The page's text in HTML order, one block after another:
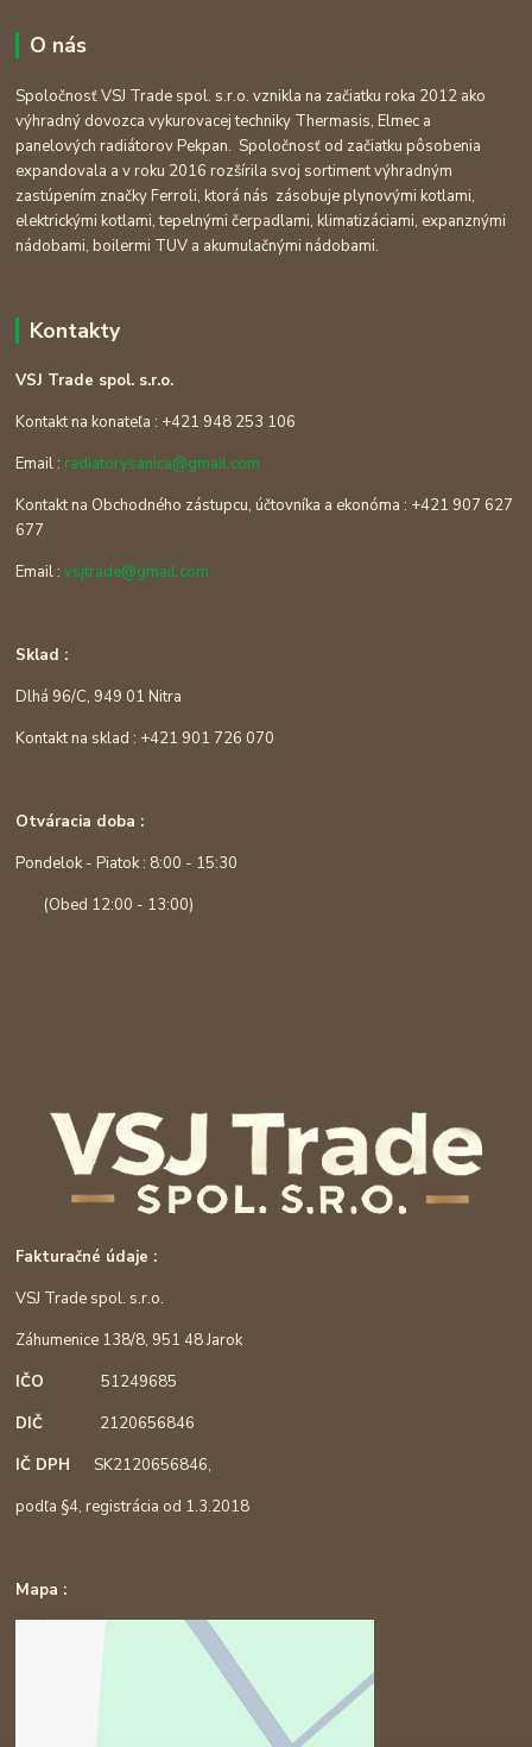
O nás
Spoločnosť VSJ Trade spol. s.r.o. vznikla na začiatku roka 2012 ako
výhradný dovozca vykurovacej techniky Thermasis, Elmec a
panelových radiátorov Pekpan. Spoločnosť od začiatku pôsobenia
expandovala a v roku 2016 rozšírila svoj sortiment výhradným
zastúpením značky Ferroli, ktorá nás zásobuje plynovými kotlami,
elektrickými kotlami, tepelnými čerpadlami, klimatizáciami, expanznými
nádobami, boilermi TUV a akumulačnými nádobami.
Kontakty
VSJ Trade spol. s.r.o.
Kontakt na konateľa : +421 948 253 106
Email : radiatorysanica@gmail.com
Kontakt na Obchodného zástupcu, účtovníka a ekonóma : +421 907 627
677
Email :vsjtrade@gmail.com
Sklad :
Dlhá 96/C, 949 01 Nitra
Kontakt na sklad : +421 901 726 070
Otváracia doba :
Pondelok - Piatok : 8:00 - 15:30
(Obed 12:00 - 13:00)
Fakturačné údaje :
VSJ Trade spol. s.r.o.
Záhumenice 138/8, 951 48 Jarok
IČO51249685
DIČ 2120656846
IČ DPHSK2120656846,
podľa §4, registrácia od 1.3.2018
Mapa :